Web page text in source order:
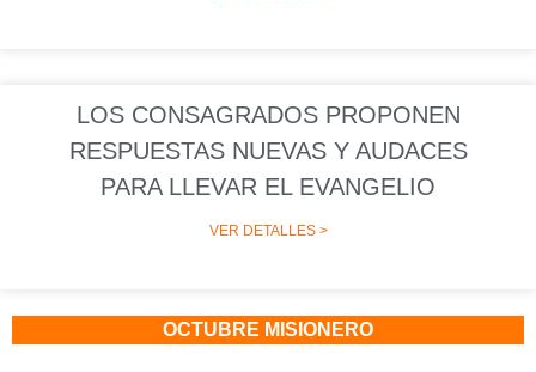
LOS CONSAGRADOS PROPONEN
RESPUESTAS NUEVAS Y AUDACES
PARA LLEVAR EL EVANGELIO
VER DETALLES >
OCTUBRE MISIONERO